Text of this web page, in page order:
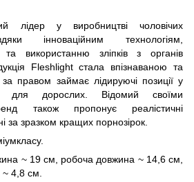
лідер у виробництві чоловічих
інноваційним технологіям,
та використанню зліпків з органів
Fleshlight стала впізнаваною та
правом займає лідируючі позиції у
для дорослих. Відомий своїми
також пропонує реалістичні
за зразком кращих порнозірок.
~ 19 см, робоча довжина ~ 14,6 см,
4,8 см.